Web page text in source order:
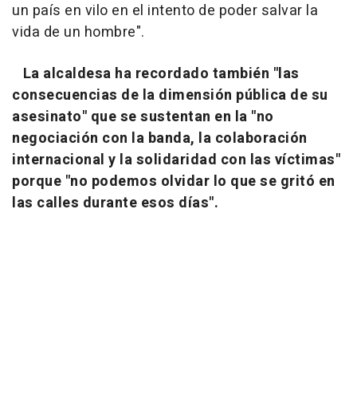
un país en vilo en el intento de poder salvar la
vida de un hombre".
La alcaldesa ha recordado también "las
consecuencias de la dimensión pública de su
asesinato" que se sustentan en la "no
negociación con la banda, la colaboración
internacional y la solidaridad con las víctimas"
porque "no podemos olvidar lo que se gritó en
las calles durante esos días".